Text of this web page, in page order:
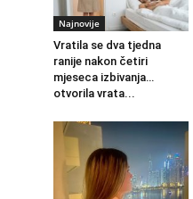
Najnovije
Vratila se dva tjedna
ranije nakon četiri
mjeseca izbivanja…
otvorila vrata...